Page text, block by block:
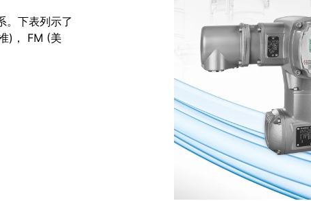
。下表列示了
)， FM (美